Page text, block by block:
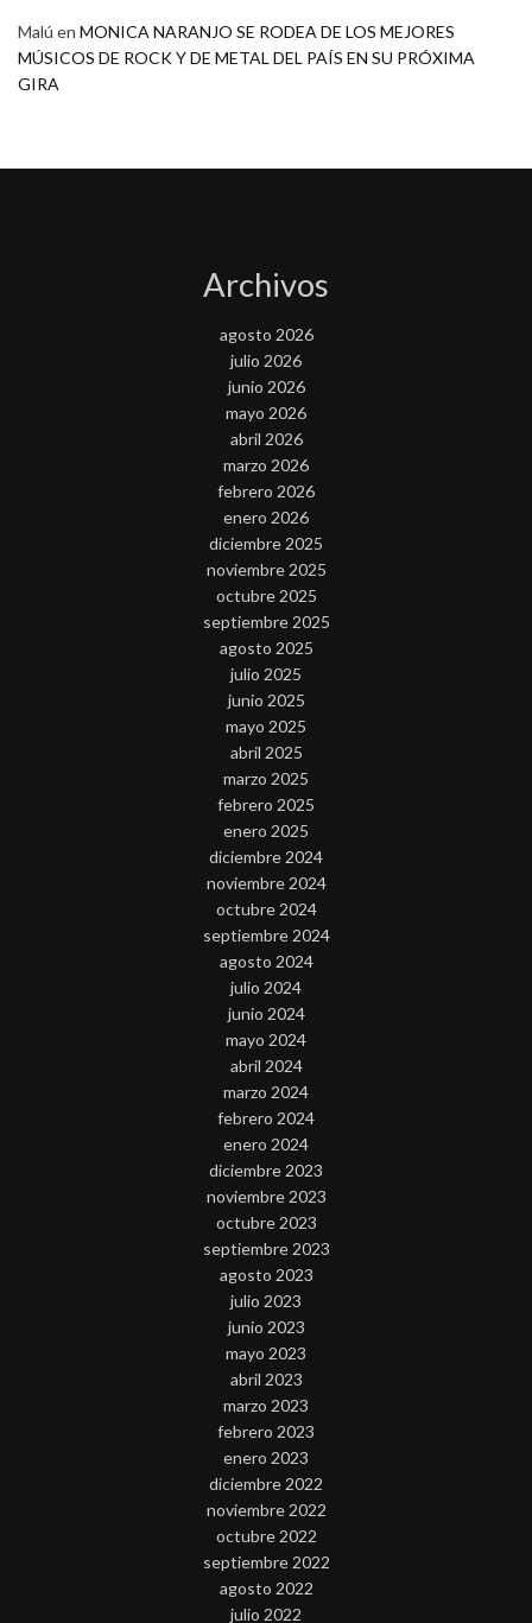
Malú en MONICA NARANJO SE RODEA DE LOS MEJORES
MÚSICOS DE ROCK Y DE METAL DEL PAÍS EN SU PRÓXIMA
GIRA
Archivos
agosto 2026
julio 2026
junio 2026
mayo 2026
abril 2026
marzo 2026
febrero 2026
enero 2026
diciembre 2025
noviembre 2025
octubre 2025
septiembre 2025
agosto 2025
julio 2025
junio 2025
mayo 2025
abril 2025
marzo 2025
febrero 2025
enero 2025
diciembre 2024
noviembre 2024
octubre 2024
septiembre 2024
agosto 2024
julio 2024
junio 2024
mayo 2024
abril 2024
marzo 2024
febrero 2024
enero 2024
diciembre 2023
noviembre 2023
octubre 2023
septiembre 2023
agosto 2023
julio 2023
junio 2023
mayo 2023
abril 2023
marzo 2023
febrero 2023
enero 2023
diciembre 2022
noviembre 2022
octubre 2022
septiembre 2022
agosto 2022
julio 2022